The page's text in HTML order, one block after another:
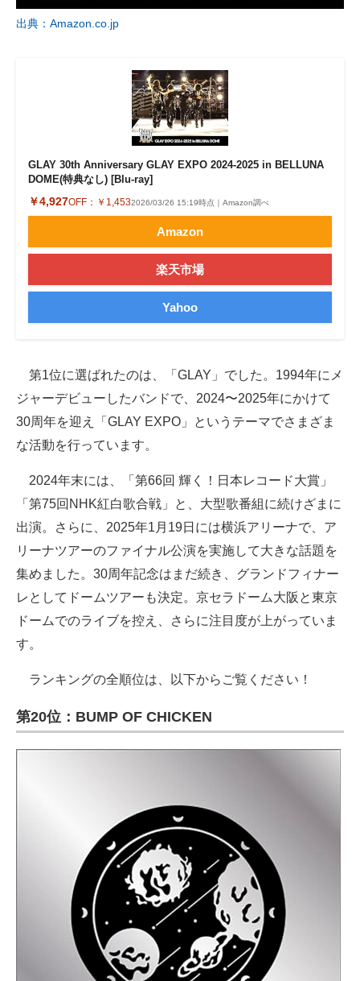
出典：Amazon.co.jp
GLAY 30th Anniversary GLAY EXPO 2024-2025 in BELLUNA
DOME(特典なし) [Blu-ray]
￥4,927OFF： ￥1,4532026/03/26 15:19時点｜Amazon調べ
Amazon
楽天市場
Yahoo
第1位に選ばれたのは、「GLAY」でした。1994年にメ
ジャーデビューしたバンドで、2024〜2025年にかけて
30周年を迎え「GLAY EXPO」というテーマでさまざま
な活動を行っています。
2024年末には、「第66回 輝く！日本レコード大賞」
「第75回NHK紅白歌合戦」と、大型歌番組に続けざまに
出演。さらに、2025年1月19日には横浜アリーナで、ア
リーナツアーのファイナル公演を実施して大きな話題を
集めました。30周年記念はまだ続き、グランドフィナー
レとしてドームツアーも決定。京セラドーム大阪と東京
ドームでのライブを控え、さらに注目度が上がっていま
す。
ランキングの全順位は、以下からご覧ください！
第20位：BUMP OF CHICKEN